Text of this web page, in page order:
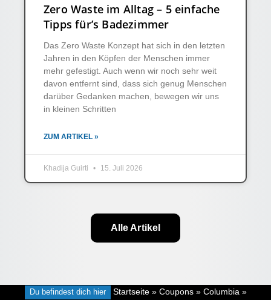
Zero Waste im Alltag – 5 einfache
Tipps für’s Badezimmer
Das Zero Waste Konzept hat sich in den letzten
Jahren in den Köpfen der Menschen immer
mehr gefestigt. Auch wenn wir noch sehr weit
davon entfernt sind, dass sich genug Menschen
darüber Gedanken machen, bewegen wir uns
in kleinen Schritten
ZUM ARTIKEL »
Khadija Guirti 15. Juli 2026
Alle Artikel
Du befindest dich hier Startseite» Coupons» Columbia»